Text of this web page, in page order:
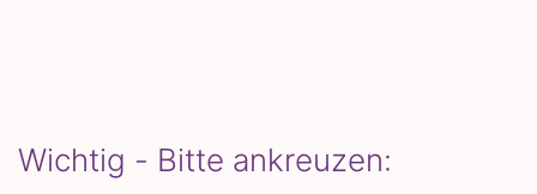
Wichtig - Bitte ankreuzen: